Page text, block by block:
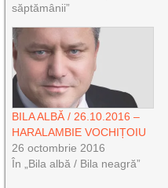
săptămânii”
BILA ALBĂ / 26.10.2016 –
HARALAMBIE VOCHIȚOIU
26 octombrie 2016
În „Bila albă / Bila neagră”